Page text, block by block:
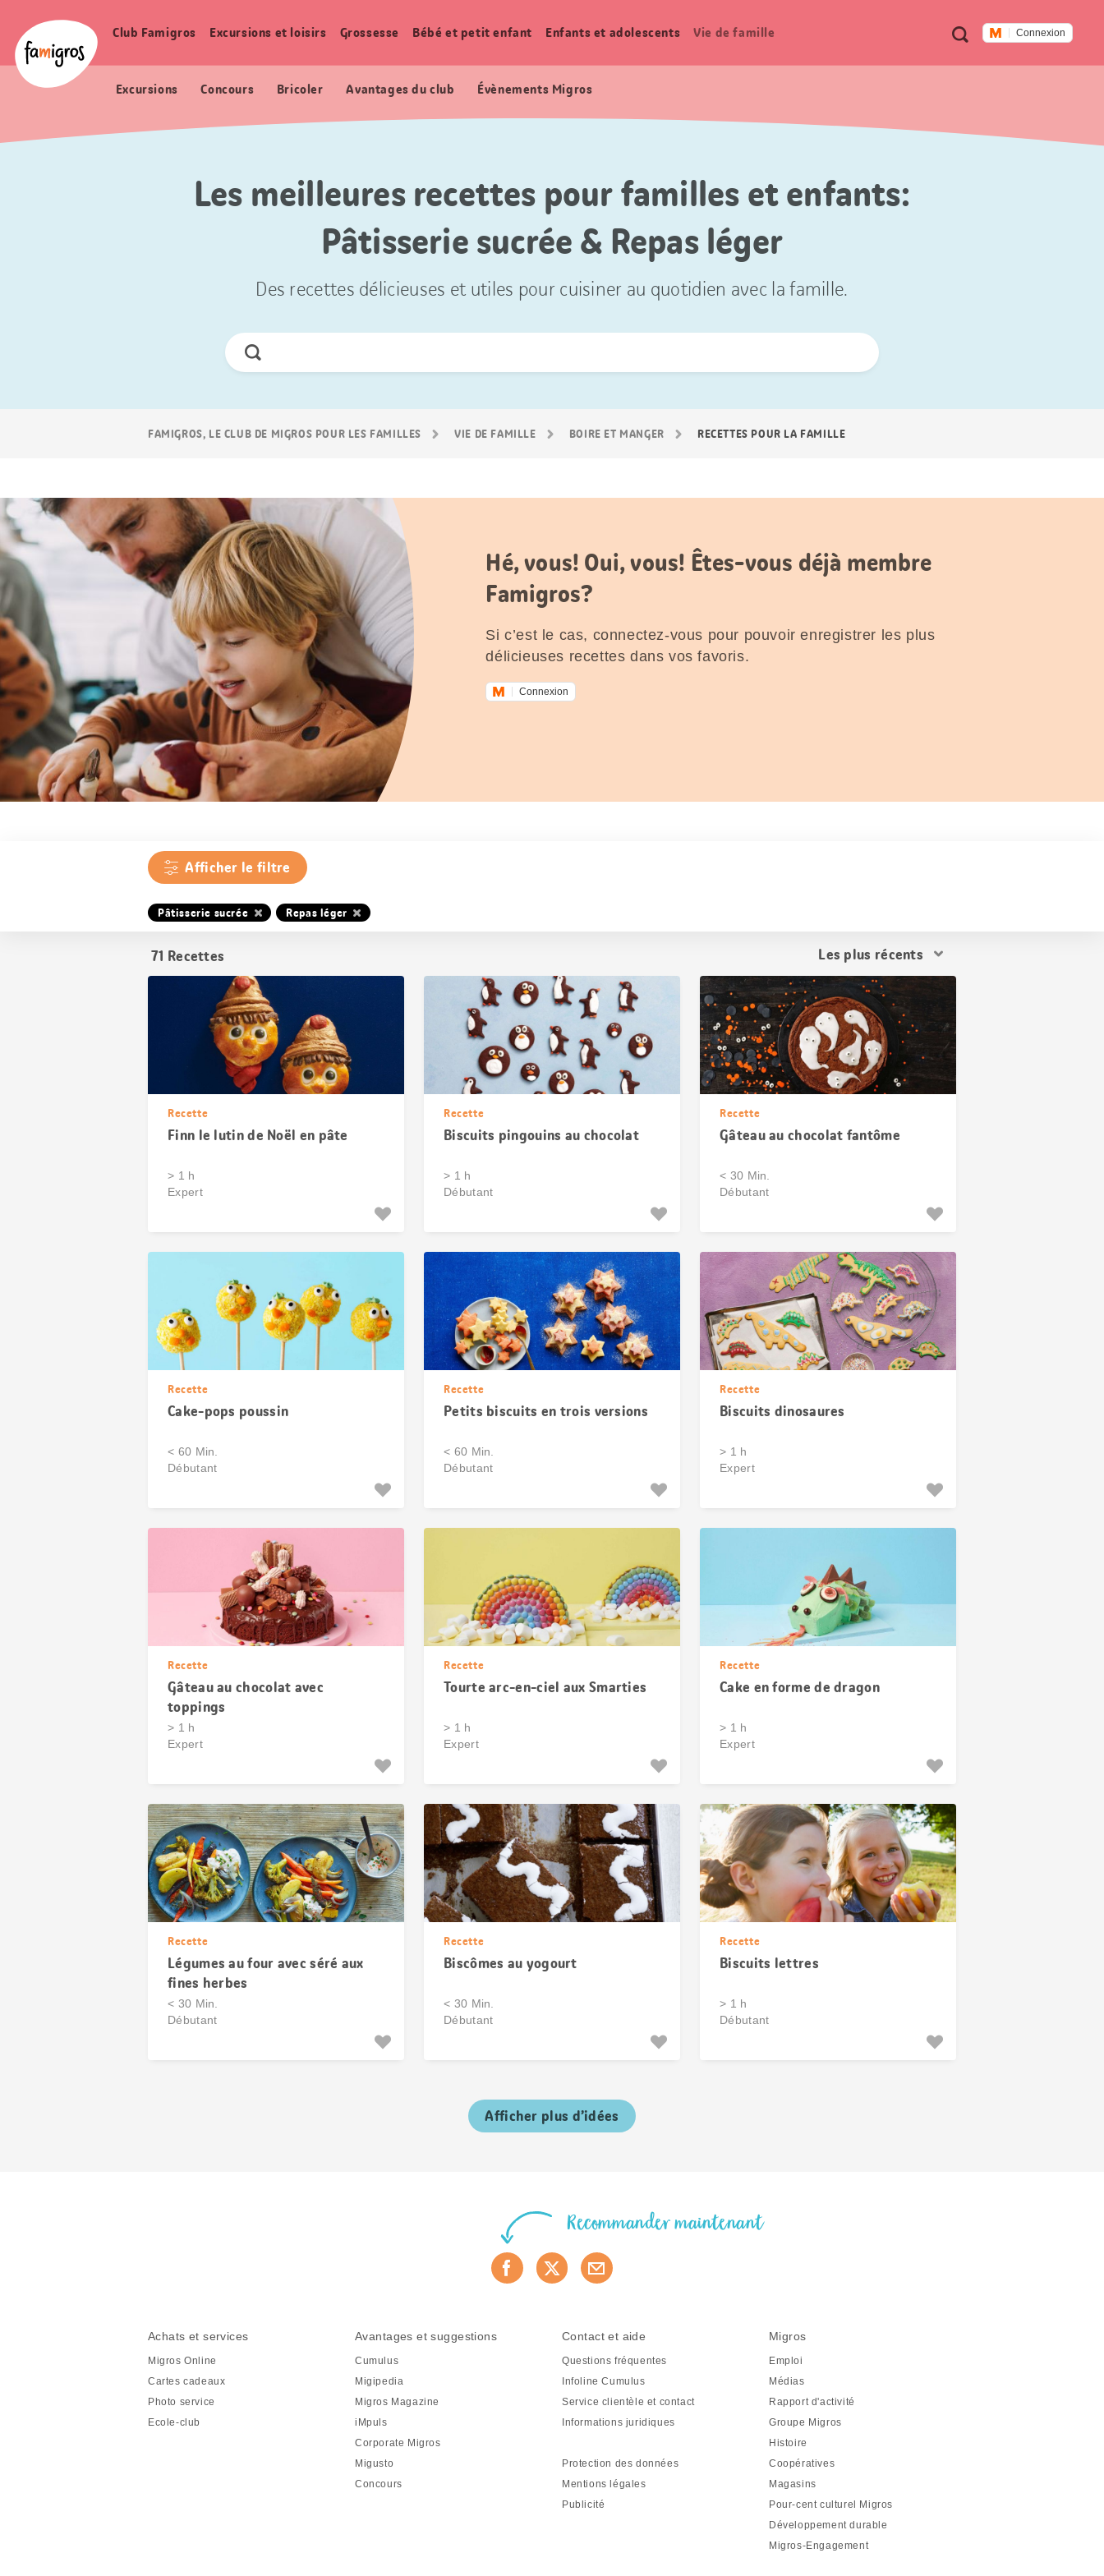
navigation
Logo
Métanavigation
RechercheConnexion
Navigation
Club Famigros Excursions et loisirs Grossesse Bébé et petit enfant Enfants et adolescents Vie de famille
Excursions Concours Bricoler Avantages du club Évènements Migros
Les meilleures recettes pour familles et enfants:
Pâtisserie sucrée & Repas léger
Des recettes délicieuses et utiles pour cuisiner au quotidien avec la famille.
Chercher
FAMIGROS, LE CLUB DE MIGROS POUR LES FAMILLES VIE DE FAMILLE BOIRE ET MANGER RECETTES POUR LA FAMILLE
Hé, vous! Oui, vous! Êtes-vous déjà membre
Famigros?
Si c’est le cas, connectez-vous pour pouvoir enregistrer les plus
délicieuses recettes dans vos favoris.
Connexion
Afficher le filtre
Pâtisserie sucrée Repas léger
71 Recettes
Trier
résultats
Recette
Finn le lutin de Noël en pâte
> 1 h
Expert
Recette
Biscuits pingouins au chocolat
> 1 h
Débutant
Recette
Gâteau au chocolat fantôme
< 30 Min.
Débutant
Recette
Cake-pops poussin
< 60 Min.
Débutant
Recette
Petits biscuits en trois versions
< 60 Min.
Débutant
Recette
Biscuits dinosaures
> 1 h
Expert
Recette
Gâteau au chocolat avec
toppings
> 1 h
Expert
Recette
Tourte arc-en-ciel aux Smarties
> 1 h
Expert
Recette
Cake en forme de dragon
> 1 h
Expert
Recette
Légumes au four avec séré aux
fines herbes
< 30 Min.
Débutant
Recette
Biscômes au yogourt
< 30 Min.
Débutant
Recette
Biscuits lettres
> 1 h
Débutant
Afficher plus d’idées
Recommander maintenant
Achats et services
Migros Online
Cartes cadeaux
Photo service
Ecole-club
Avantages et suggestions
Cumulus
Migipedia
Migros Magazine
iMpuls
Corporate Migros
Migusto
Concours
Contact et aide
Questions fréquentes
Infoline Cumulus
Service clientèle et contact
Informations juridiques
Protection des données
Mentions légales
Publicité
Migros
Emploi
Médias
Rapport d'activité
Groupe Migros
Histoire
Coopératives
Magasins
Pour-cent culturel Migros
Développement durable
Migros-Engagement